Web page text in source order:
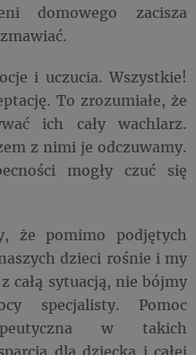
domowego zacisza
i uczucia. Wszystkie!
To zrozumiałe, że
ich cały wachlarz.
z nimi je odczuwamy.
mogły czuć się
że pomimo podjętych
dzieci rośnie i my
całą sytuacją, nie bójmy
specjalisty. Pomoc
w takich
dla dziecka i całej